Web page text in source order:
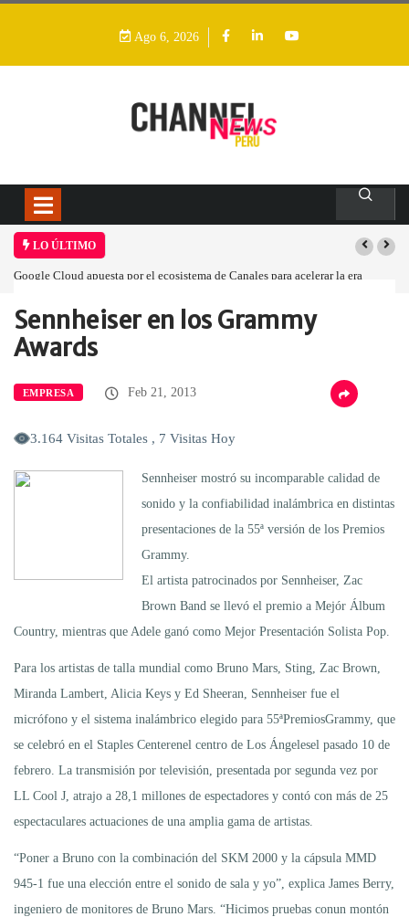
Ago 6, 2026
LO ÚLTIMO
Google Cloud apuesta por el ecosistema de Canales para acelerar la era
Empresa Sennheiser en los…
Sennheiser en los Grammy
Awards
EMPRESA Feb 21, 2013
3.164 Visitas Totales , 7 Visitas Hoy
Sennheiser mostró su incomparable calidad de
sonido y la confiabilidad inalámbrica en distintas
presentaciones de la 55ª versión de los Premios
Grammy.
El artista patrocinados por Sennheiser, Zac
Brown Band se llevó el premio a Mejór Álbum
Country, mientras que Adele ganó como Mejor Presentación Solista Pop.
Para los artistas de talla mundial como Bruno Mars, Sting, Zac Brown,
Miranda Lambert, Alicia Keys y Ed Sheeran, Sennheiser fue el
micrófono y el sistema inalámbrico elegido para 55ªPremiosGrammy, que
se celebró en el Staples Centerenel centro de Los Ángelesel pasado 10 de
febrero. La transmisión por televisión, presentada por segunda vez por
LL Cool J, atrajo a 28,1 millones de espectadores y contó con más de 25
espectaculares actuaciones de una amplia gama de artistas.
“Poner a Bruno con la combinación del SKM 2000 y la cápsula MMD
945-1 fue una elección entre el sonido de sala y yo”, explica James Berry,
ingeniero de monitores de Bruno Mars. “Hicimos pruebas conun montón